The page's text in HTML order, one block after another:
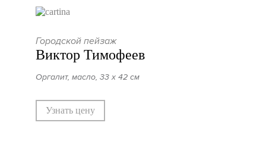
Городской пейзаж
Виктор Тимофеев
Оргалит, масло, 33 х 42 см
Узнать цену